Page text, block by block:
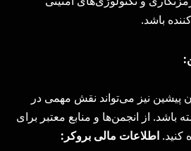
باشد.
پیشین نیز می‌تواند نقش مهمی در
باشد. از انجمن‌ها و منابع معتبر برای
کنید. اطلاعات مالی بروکر: